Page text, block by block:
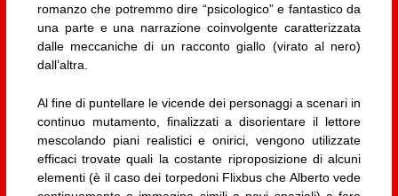
romanzo che potremmo dire “psicologico” e fantastico da
una parte e una narrazione coinvolgente caratterizzata
dalle meccaniche di un racconto giallo (virato al nero)
dall’altra.
Al fine di puntellare le vicende dei personaggi a scenari in
continuo mutamento, finalizzati a disorientare il lettore
mescolando piani realistici e onirici, vengono utilizzate
efficaci trovate quali la costante riproposizione di alcuni
elementi (è il caso dei torpedoni Flixbus che Alberto vede